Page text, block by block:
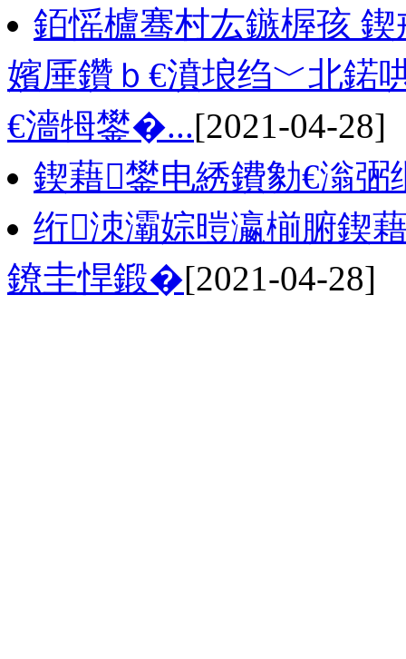
銆愮櫨骞村厷鏃楃孩
嬪厜鑽ｂ€濆埌绉﹀北鍩
€濇牳鐢�...[2021-04-28]
鍥藉鐢电綉鐨勨€滃
绗洓灞婃暟瀛椾腑鍥
鐐圭悍鍛�[2021-04-28]